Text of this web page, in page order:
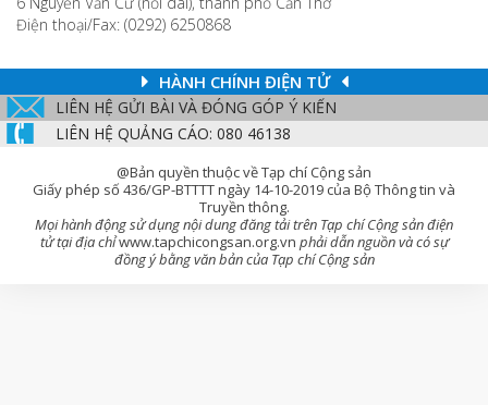
Điện thoại/Fax: (0292) 6250868
HÀNH CHÍNH ĐIỆN TỬ
LIÊN HỆ GỬI BÀI VÀ ĐÓNG GÓP Ý KIẾN
LIÊN HỆ QUẢNG CÁO: 080 46138
@Bản quyền thuộc về Tạp chí Cộng sản
Giấy phép số 436/GP-BTTTT ngày 14-10-2019 của Bộ Thông tin và
Truyền thông.
Mọi hành động sử dụng nội dung đăng tải trên Tạp chí Cộng sản điện
tử tại địa chỉwww.tapchicongsan.org.vn phải dẫn nguồn và có sự
đồng ý bằng văn bản của Tạp chí Cộng sản